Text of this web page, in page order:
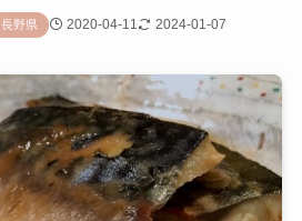
長野県 2020-04-11 2024-01-07